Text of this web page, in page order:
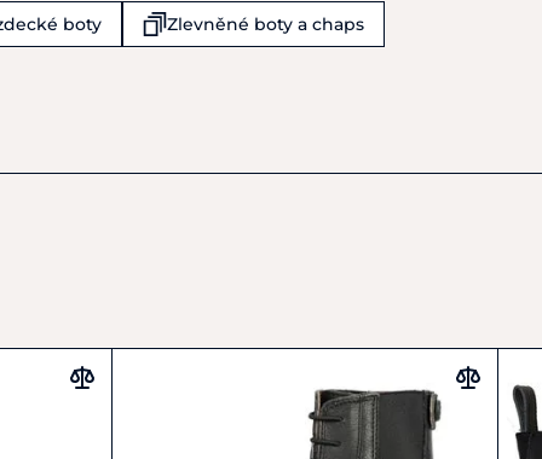
boty Zlevněné boty a chaps